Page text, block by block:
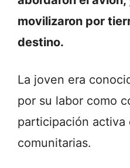
movilizaron por
destino.
La joven era
por su labor como
participación activa
comunitarias.